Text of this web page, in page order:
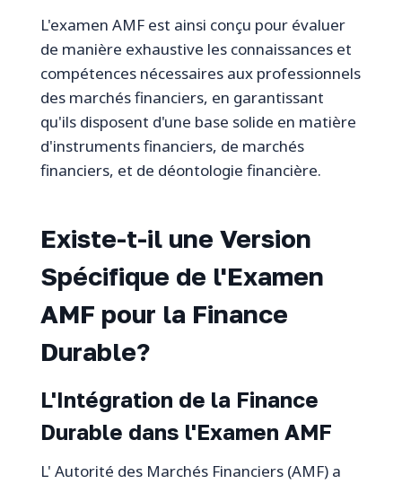
L'examen AMF est ainsi conçu pour évaluer
de manière exhaustive les connaissances et
compétences nécessaires aux professionnels
des marchés financiers, en garantissant
qu'ils disposent d'une base solide en matière
d'instruments financiers, de marchés
financiers, et de déontologie financière.
Existe-t-il une Version
Spécifique de l'Examen
AMF pour la Finance
Durable?
L'Intégration de la Finance
Durable dans l'Examen AMF
L' Autorité des Marchés Financiers (AMF) a